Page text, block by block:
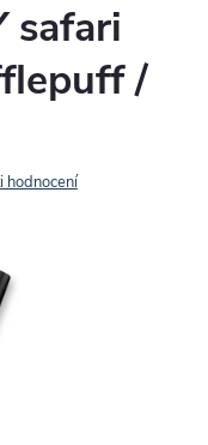
safari
/
hodnocení